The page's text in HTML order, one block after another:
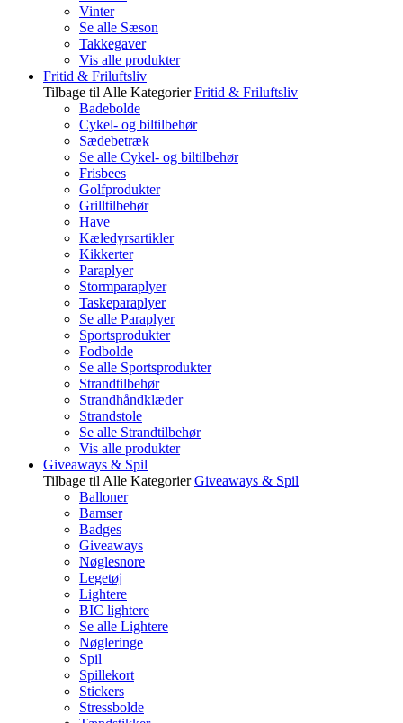
Vinter
Se alle Sæson
Takkegaver
Vis alle produkter
Fritid & Friluftsliv
Tilbage til Alle Kategorier Fritid & Friluftsliv
Badebolde
Cykel- og biltilbehør
Sædebetræk
Se alle Cykel- og biltilbehør
Frisbees
Golfprodukter
Grilltilbehør
Have
Kæledyrsartikler
Kikkerter
Paraplyer
Stormparaplyer
Taskeparaplyer
Se alle Paraplyer
Sportsprodukter
Fodbolde
Se alle Sportsprodukter
Strandtilbehør
Strandhåndklæder
Strandstole
Se alle Strandtilbehør
Vis alle produkter
Giveaways & Spil
Tilbage til Alle Kategorier Giveaways & Spil
Balloner
Bamser
Badges
Giveaways
Nøglesnore
Legetøj
Lightere
BIC lightere
Se alle Lightere
Nøgleringe
Spil
Spillekort
Stickers
Stressbolde